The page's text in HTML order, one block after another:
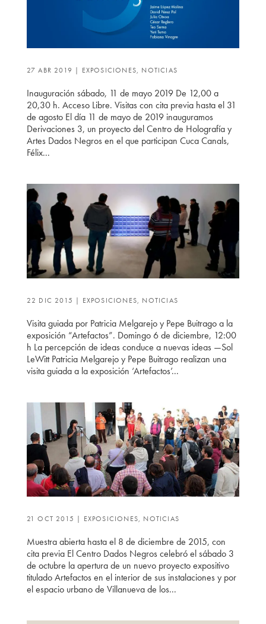
27 ABR 2019 | EXPOSICIONES, NOTICIAS
Inauguración sábado, 11 de mayo 2019 De 12,00 a
20,30 h. Acceso Libre. Visitas con cita previa hasta el 31
de agosto El día 11 de mayo de 2019 inauguramos
Derivaciones 3, un proyecto del Centro de Holografía y
Artes Dados Negros en el que participan Cuca Canals,
Félix...
22 DIC 2015 | EXPOSICIONES, NOTICIAS
Visita guiada por Patricia Melgarejo y Pepe Buitrago a la
exposición “Artefactos”. Domingo 6 de diciembre, 12:00
h La percepción de ideas conduce a nuevas ideas —Sol
LeWitt Patricia Melgarejo y Pepe Buitrago realizan una
visita guiada a la exposición ‘Artefactos’...
21 OCT 2015 | EXPOSICIONES, NOTICIAS
Muestra abierta hasta el 8 de diciembre de 2015, con
cita previa El Centro Dados Negros celebró el sábado 3
de octubre la apertura de un nuevo proyecto expositivo
titulado Artefactos en el interior de sus instalaciones y por
el espacio urbano de Villanueva de los...